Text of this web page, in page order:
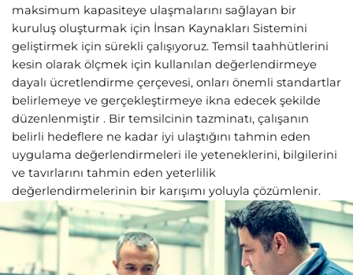
maksimum kapasiteye ulaşmalarını sağlayan bir
kuruluş oluşturmak için İnsan Kaynakları Sistemini
geliştirmek için sürekli çalışıyoruz. Temsil taahhütlerini
kesin olarak ölçmek için kullanılan değerlendirmeye
dayalı ücretlendirme çerçevesi, onları önemli standartlar
belirlemeye ve gerçekleştirmeye ikna edecek şekilde
düzenlenmiştir . Bir temsilcinin tazminatı, çalışanın
belirli hedeflere ne kadar iyi ulaştığını tahmin eden
uygulama değerlendirmeleri ile yeteneklerini, bilgilerini
ve tavırlarını tahmin eden yeterlilik
değerlendirmelerinin bir karışımı yoluyla çözümlenir.